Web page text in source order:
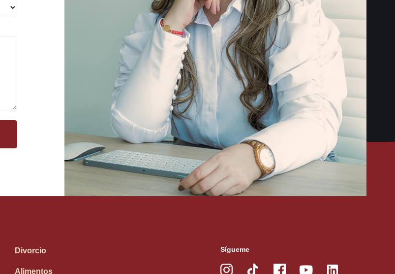
Divorcio
Alimentos
Sígueme